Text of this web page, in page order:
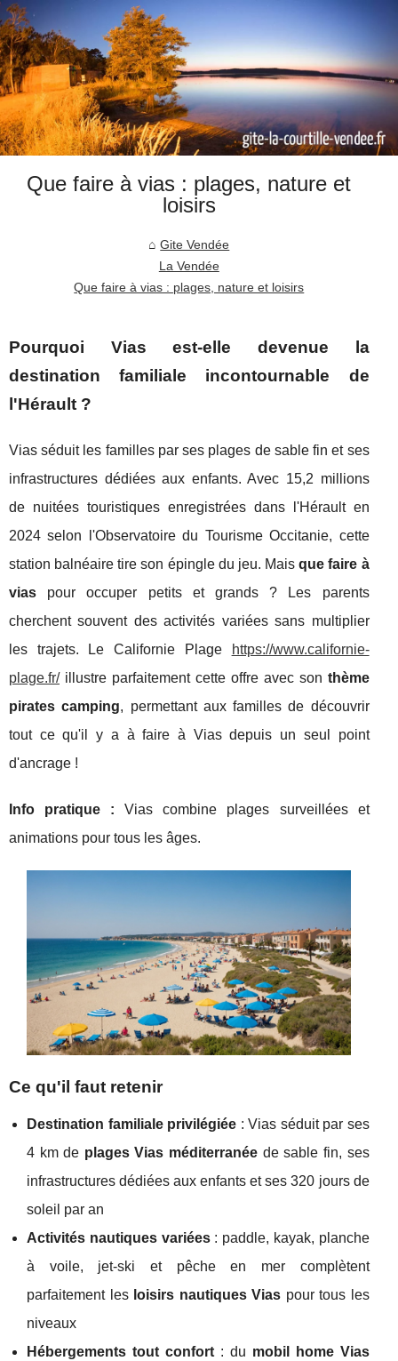
Que faire à vias : plages, nature et
loisirs
Gite Vendée
La Vendée
Que faire à vias : plages, nature et loisirs
Pourquoi Vias est-elle devenue la
destination familiale incontournable de
l'Hérault ?
Vias séduit les familles par ses plages de sable fin et ses
infrastructures dédiées aux enfants. Avec 15,2 millions
de nuitées touristiques enregistrées dans l'Hérault en
2024 selon l'Observatoire du Tourisme Occitanie, cette
station balnéaire tire son épingle du jeu. Maisque faire à
vias pour occuper petits et grands ? Les parents
cherchent souvent des activités variées sans multiplier
les trajets. Le Californie Plage
https://www.californie-
plage.fr/illustre parfaitement cette offre avec son thème
pirates camping, permettant aux familles de découvrir
tout ce qu'il y a à faire à Vias depuis un seul point
d'ancrage !
Info pratique : Vias combine plages surveillées et
animations pour tous les âges.
Ce qu'il faut retenir
Destination familiale privilégiée : Vias séduit par ses
4 km de plages Vias méditerranée de sable fin, ses
infrastructures dédiées aux enfants et ses 320 jours de
soleil par an
Activités nautiques variées: paddle, kayak, planche
à voile, jet-ski et pêche en mer complètent
parfaitement les loisirs nautiques Vias pour tous les
niveaux
Hébergements tout confort: du mobil home Vias